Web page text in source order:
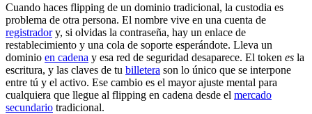
Cuando haces flipping de un dominio tradicional, la custodia es
problema de otra persona. El nombre vive en una cuenta de
registradory, si olvidas la contraseña, hay un enlace de
restablecimiento y una cola de soporte esperándote. Lleva un
dominio en cadena y esa red de seguridad desaparece. El token es la
escritura, y las claves de tu billetera son lo único que se interpone
entre tú y el activo. Ese cambio es el mayor ajuste mental para
cualquiera que llegue al flipping en cadena desde el mercado
secundario tradicional.